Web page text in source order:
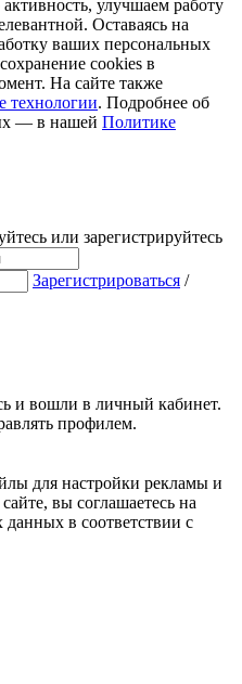
улучшаем работу
Оставаясь на
ваших персональных
cookies в
На сайте также
технологии. Подробнее об
— в нашей Политике
или зарегистрируйтесь
Зарегистрироваться /
и вошли в личный кабинет.
профилем.
для настройки рекламы и
вы соглашаетесь на
в соответствии с